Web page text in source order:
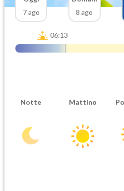
7 ago
8 ago
06:13
Notte Mattino